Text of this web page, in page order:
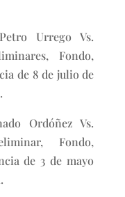
Urrego Vs.
Fondo,
de 8 de julio de
Ordóñez Vs.
Fondo,
de 3 de mayo